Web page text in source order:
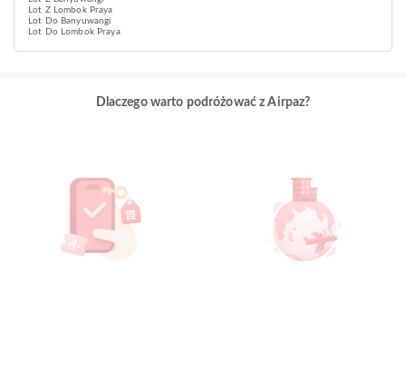
Lot Z Lombok Praya
Lot Do Banyuwangi
Lot Do Lombok Praya
Dlaczego warto podróżować z Airpaz?